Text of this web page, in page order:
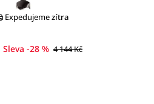
Expedujemezítra
Sleva -28 % 4 144 Kč